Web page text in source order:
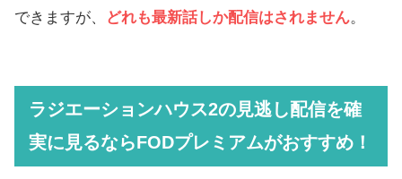
できますが、
どれも最新話しか配信はされません。
ラジエーションハウス2の見逃し配信を確
実に見るならFODプレミアムがおすすめ！